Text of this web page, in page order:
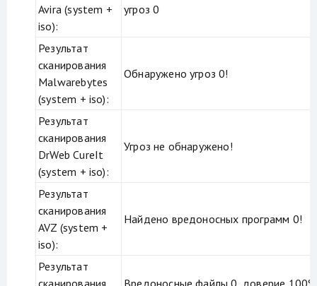
Avira (system +
iso):
угроз 0
Результат
сканирования
Malwarebytes
(system + iso):
Обнаружено угроз 0!
Результат
сканирования
DrWeb CureIt
(system + iso):
Угроз не обнаружено!
Результат
сканирования
AVZ (system +
iso):
Найдено вредоносных программ 0!
Результат
сканирования
Вредоносные файлы 0, доверие 100%